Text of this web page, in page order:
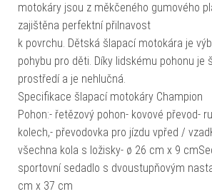
motokáry jsou z měkčeného gumového
zajištěna perfektní přilnavost
k povrchu. Dětská šlapací motokára je
pohybu pro děti. Díky lidskému pohonu je
prostředí a je nehlučná.
Specifikace šlapací motokáry Champion
Pohon:- řetězový pohon- kovové převod-
kolech,- převodovka pro jízdu vpřed /
všechna kola s ložisky- ø 26 cm x 9
sportovní sedadlo s dvoustupňovým
cm x 37 cm